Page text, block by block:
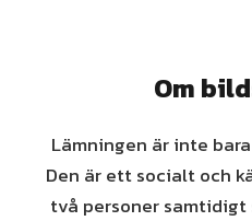
Om
Lämningen är inte
Den är ett socialt och
två personer